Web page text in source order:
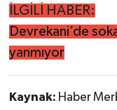
İLGİLİ HABER:
Devrekani’de
yanmıyor
Kaynak: Haber